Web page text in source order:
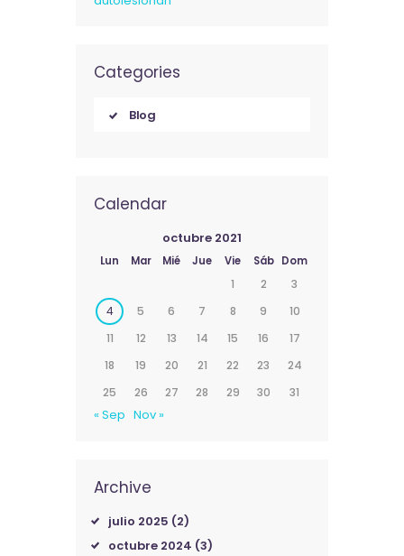
Categories
Blog
Calendar
octubre 2021
Lun Mar Mié Jue Vie Sáb Dom
1 2
3
4
5 6 7 8 9
10
11
12 13 14 15 16
17
18
19 20 21 22 23
24
25
26 27 28 29 30 31
« Sep Nov »
Archive
julio 2025 (2)
octubre 2024 (3)